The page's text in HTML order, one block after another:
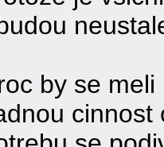
by se
cinnost